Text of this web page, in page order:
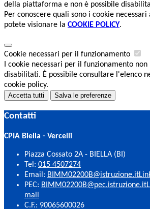
della piattaforma e non è possibile
Per conoscere quali sono i cookie
potete visionare la COOKIE POLICY.
Cookie necessari per il funzionamento
I cookie necessari per il funzionamento non
disabilitati. È possibile consultare l'elenco
cookie policy.
Accetta tutti Salva le preferenze
Contatti
CPIA Biella - Vercelli
Piazza Cossato 2A - BIELLA (BI)
Tel: 015 4507274
Email: BIMM02200B@istruzione.it
PEC: BIMM02200B@pec.istruzione.it
mail
C.F.: 90065600026